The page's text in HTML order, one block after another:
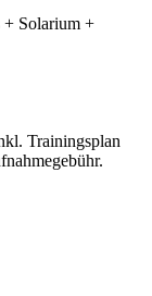
+ Solarium +
Trainingsplan